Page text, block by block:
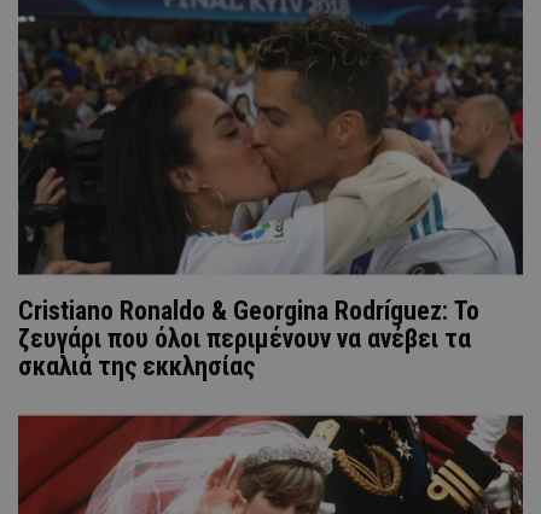
Cristiano Ronaldo & Georgina Rodríguez: Το
ζευγάρι που όλοι περιμένουν να ανέβει τα
σκαλιά της εκκλησίας